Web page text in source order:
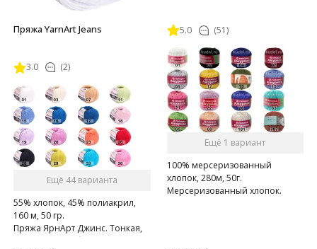
Пряжа YarnArt Jeans
3.0 (2)
Ещё 44 варианта
55% хлопок, 45% полиакрил,
160 м, 50 гр.
Пряжа ЯрнАрт Джинс. Тонкая,
мягкая, слегка бархатистая
5.0 (51)
Ещё 1 вариант
100% мерсеризованный
хлопок, 280м, 50г.
Мерсеризованный хлопок.